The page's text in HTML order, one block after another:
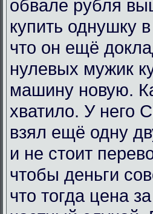
обвале рубля
купить однушку
что он ещё
нулевых мужик
машину новую.
хватило. У него
взял ещё одну
и не стоит
чтобы деньги
что тогда цена